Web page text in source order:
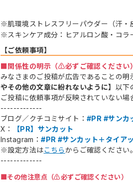
※肌環境ストレスフリーパウダー（汗・
※スキンケア成分：ヒアルロン酸・コラ
【ご依頼事項】
■関係性の明示（⚠️必ずご確認ください）
みなさまのご投稿が広告であることの明
やその他の文章に紛れないように】 以下
ご投稿に依頼事項が反映されていない場
-------------
ブログ／クチコミサイト：#PR #サンカ
X：
【PR】サンカット
Instagram：#PR #サンカット＋タイ
※設定方法はこちらからご確認ください。
-------------
■その他注意点（⚠️必ずご確認ください）